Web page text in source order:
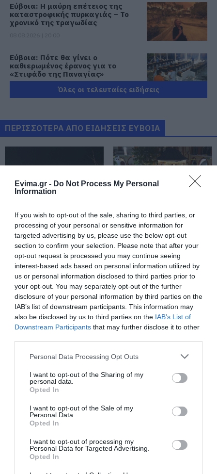
Evima.gr - Do Not Process My Personal
Information
If you wish to opt-out of the sale, sharing to third parties, or
processing of your personal or sensitive information for
targeted advertising by us, please use the below opt-out
section to confirm your selection. Please note that after your
opt-out request is processed you may continue seeing
interest-based ads based on personal information utilized by
us or personal information disclosed to third parties prior to
your opt-out. You may separately opt-out of the further
disclosure of your personal information by third parties on the
IAB’s list of downstream participants. This information may
also be disclosed by us to third parties on the IAB’s List of
Downstream Participants that may further disclose it to other
Please note that this website/app uses one or more Google
not limited to your visit or usage behaviour. You may click to
grant or deny consent to Google and its third-party tags to
use your data for below specified purposes in below Google
consent section.
Personal Data Processing Opt Outs
I want to opt-out of the Sharing of my
personal data.
Opted In
I want to opt-out of the Sale of my
Personal Data.
Opted In
I want to opt-out of processing my
Personal Data for Targeted Advertising.
Opted In
Εύβοια: Η μαύρη επέτειος της
καταστροφικής πυρκαγιάς – Το
χρονικό της τραγωδίας
Εύβοια: Πότε θα γίνει ο
καθιερωμένος έρανος για το
«Στιφάδο της Παναγίας»
08.08.2026 | 19:40
στη Θεσσαλονίκη
08.08.2026 | 19:20
Κάνεις δεν ξεχνά τι έζησε η
Εύβοια πριν πέντε χρόνια
08.08.2026 | 19:00
Σε δημοπρασία η μπάλα των
ιστορικών γκολ του Μαραντόνα
08.08.2026 | 18:40
Αγανάκτηση σε χωριό της
Εύβοιας: Μένουν κάθε μέρα χωρίς
νερό – Σοβαρή καταγγελία
08.08.2026 | 18:20
Αγροτικές ενισχύσεις: Ποιοι θα
λάβουν νωρίτερα τις
προκαταβολές
08.08.2026 | 18:00
αντιδήμαρχος στην Εύβοια! Έγινε
για τρίτη φορά παππούς!
08.08.2026 | 17:40
Ευρυδίκη Βαλαβάνη: Οι
οικογενειακές διακοπές στην
08.08.2026 | 17:20
Όλες οι τελευταίες ειδήσεις
ΠΕΡΙΣΣΟΤΕΡΑ ΑΠΟ ΕΙΔΗΣΕΙΣ ΕΥΒΟΙΑ
Φωτιά στην Εύβοια σε
ξερά χόρτα
Ρίγη συγκίνησης στην
Εύβοια! Η Ιερά Μονή
Οσίου Δαυΐδ έλαμψε
στη μεγάλη πανήγυρη
της Μεταμορφώσεως
Εύβοια: Τέλος στις
– Έρχονται πρόστιμα
χωρίς εξαιρέσεις
Εύβοια: Η μαύρη
καταστροφικής
πυρκαγιάς – Το